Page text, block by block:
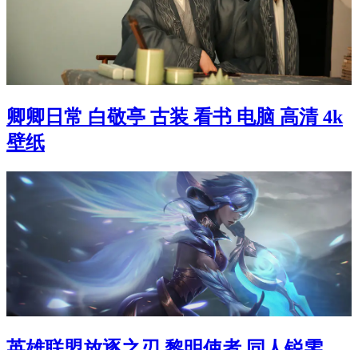
卿卿日常 白敬亭 古装 看书 电脑 高清 4k
壁纸